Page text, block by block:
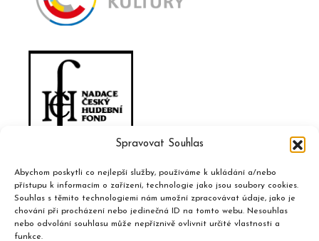
Spravovat Souhlas
Abychom poskytli co nejlepší služby, používáme k ukládání a/nebo
přístupu k informacím o zařízení, technologie jako jsou soubory cookies.
Souhlas s těmito technologiemi nám umožní zpracovávat údaje, jako je
chování při procházení nebo jedinečná ID na tomto webu. Nesouhlas
nebo odvolání souhlasu může nepříznivě ovlivnit určité vlastnosti a
funkce.